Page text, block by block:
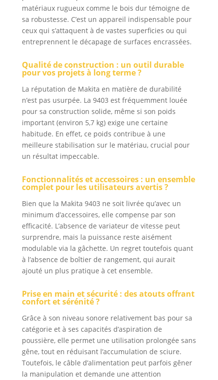
matériaux rugueux comme le bois dur témoigne de
sa robustesse. C’est un appareil indispensable pour
ceux qui s’attaquent à de vastes superficies ou qui
entreprennent le décapage de surfaces encrassées.
Qualité de construction : un outil durable
pour vos projets à long terme ?
La réputation de Makita en matière de durabilité
n’est pas usurpée. La 9403 est fréquemment louée
pour sa construction solide, même si son poids
important (environ 5,7 kg) exige une certaine
habitude. En effet, ce poids contribue à une
meilleure stabilisation sur le matériau, crucial pour
un résultat impeccable.
Fonctionnalités et accessoires : un ensemble
complet pour les utilisateurs avertis ?
Bien que la Makita 9403 ne soit livrée qu’avec un
minimum d’accessoires, elle compense par son
efficacité. L’absence de variateur de vitesse peut
surprendre, mais la puissance reste aisément
modulable via la gâchette. Un regret toutefois quant
à l’absence de boîtier de rangement, qui aurait
ajouté un plus pratique à cet ensemble.
Prise en main et sécurité : des atouts offrant
confort et sérénité ?
Grâce à son niveau sonore relativement bas pour sa
catégorie et à ses capacités d’aspiration de
poussière, elle permet une utilisation prolongée sans
gêne, tout en réduisant l’accumulation de sciure.
Toutefois, le câble d’alimentation peut parfois gêner
la manipulation et demande une attention